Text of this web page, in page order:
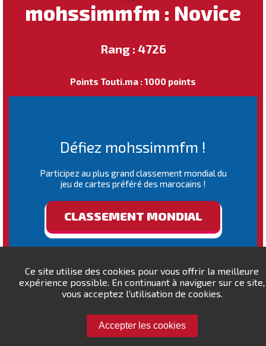
Ce site utilise des cookies pour vous offrir la meilleure
expérience possible. En continuant à naviguer sur ce site,
vous acceptez l'utilisation de cookies.
Accepter les cookies
mohssimmfm : Novice
Rang : 4726
Points Touti.ma : 1000 points
Défiez mohssimmfm !
Participez au plus grand classement mondial du
jeu de cartes préféré des marocains !
CLASSEMENT MONDIAL